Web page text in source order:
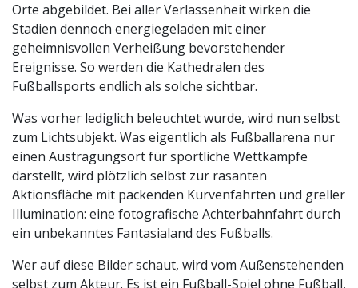
Orte abgebildet. Bei aller Verlassenheit wirken die
Stadien dennoch energiegeladen mit einer
geheimnisvollen Verheißung bevorstehender
Ereignisse. So werden die Kathedralen des
Fußballsports endlich als solche sichtbar.
Was vorher lediglich beleuchtet wurde, wird nun selbst
zum Lichtsubjekt. Was eigentlich als Fußballarena nur
einen Austragungsort für sportliche Wettkämpfe
darstellt, wird plötzlich selbst zur rasanten
Aktionsfläche mit packenden Kurvenfahrten und greller
Illumination: eine fotografische Achterbahnfahrt durch
ein unbekanntes Fantasialand des Fußballs.
Wer auf diese Bilder schaut, wird vom Außenstehenden
selbst zum Akteur. Es ist ein Fußball-Spiel ohne Fußball,